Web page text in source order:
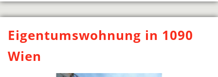
Eigentumswohnung in 1090
Wien